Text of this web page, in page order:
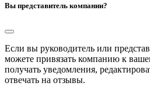
Вы представитель компании?
Если вы руководитель или
можете привязать компанию к
получать уведомления,
отвечать на отзывы.